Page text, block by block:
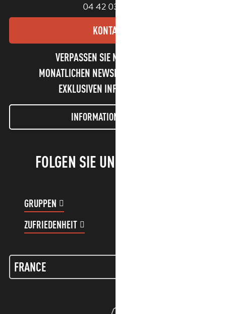
04 42 03 49 98
KONTAKT
VERPASSEN SIE NICHT UNSEREN
MONATLICHEN NEWSLETTER UND UNSERE
EXKLUSIVEN INFORMATIONEN!
INFORMATIONEN LETTER
FOLGEN SIE UNS!
GRUPPEN
ZUFRIEDENHEIT